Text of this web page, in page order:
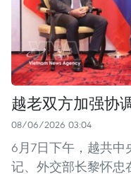
越老双方加强协
08/06/2026 03:04
6月7日下午，越共
记、外交部长黎怀忠